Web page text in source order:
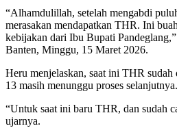
“Alhamdulillah, setelah mengabdi
merasakan mendapatkan THR. Ini
kebijakan dari Ibu Bupati
Banten, Minggu, 15 Maret 2026.
Heru menjelaskan, saat ini THR sudah
13 masih menunggu proses selanjutnya.
“Untuk saat ini baru THR, dan sudah
ujarnya.